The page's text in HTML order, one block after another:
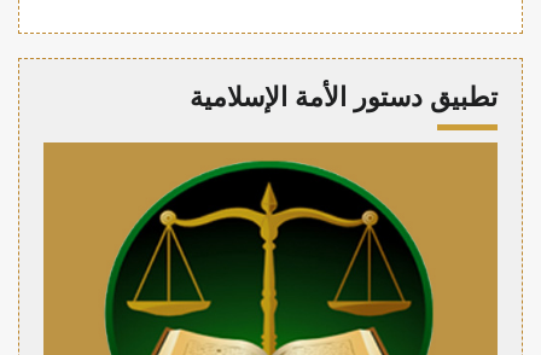
تطبيق دستور الأمة الإسلامية